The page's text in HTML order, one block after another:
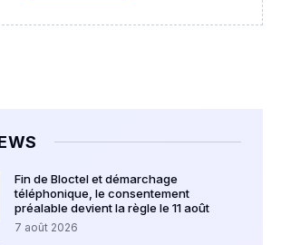
Fin de Bloctel et démarchage
téléphonique, le consentement
préalable devient la règle le 11 août
7 août 2026